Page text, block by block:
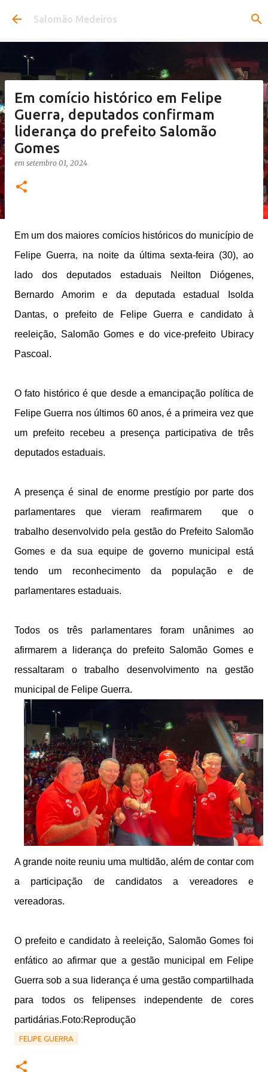
Pular para o conteúdo principal
Salomão Medeiros
Em comício histórico em Felipe
Guerra, deputados confirmam
liderança do prefeito Salomão
Gomes
em setembro 01, 2024
Em um dos maiores comícios históricos do município de
Felipe Guerra, na noite da última sexta-feira (30), ao
lado dos deputados estaduais Neilton Diógenes,
Bernardo Amorim e da deputada estadual Isolda
Dantas, o prefeito de Felipe Guerra e candidato à
reeleição, Salomão Gomes e do vice-prefeito Ubiracy
Pascoal.
O fato histórico é que desde a emancipação política de
Felipe Guerra nos últimos 60 anos, é a primeira vez que
um prefeito recebeu a presença participativa de três
deputados estaduais.
A presença é sinal de enorme prestígio por parte dos
parlamentares que vieram reafirmarem que o
trabalhodesenvolvido pela gestão do Prefeito Salomão
Gomes e da sua equipe de governo municipal está
tendo um reconhecimento da população e de
parlamentares estaduais.
Todos os três parlamentares foram unânimes ao
afirmarem a liderança do prefeito Salomão Gomes e
ressaltaram o trabalho desenvolvimento na gestão
municipal de Felipe Guerra.
A grande noite reuniu uma multidão, além de contar com
a participação de candidatos a vereadores e
vereadoras.
O prefeito e candidato à reeleição, Salomão Gomes foi
enfático ao afirmar que a gestão municipal em Felipe
Guerra sob a sua liderança é uma gestão compartilhada
para todos os felipenses independente de cores
partidárias.Foto:Reprodução
FELIPE GUERRA